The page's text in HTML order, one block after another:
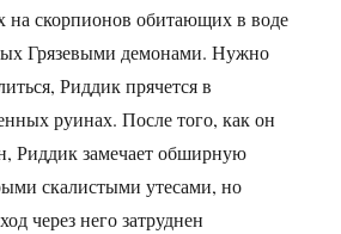
на скорпионов обитающих в воде
Грязевыми демонами. Нужно
Риддик прячется в
руинах. После того, как он
Риддик замечает обширную
скалистыми утесами, но
через него затруднен